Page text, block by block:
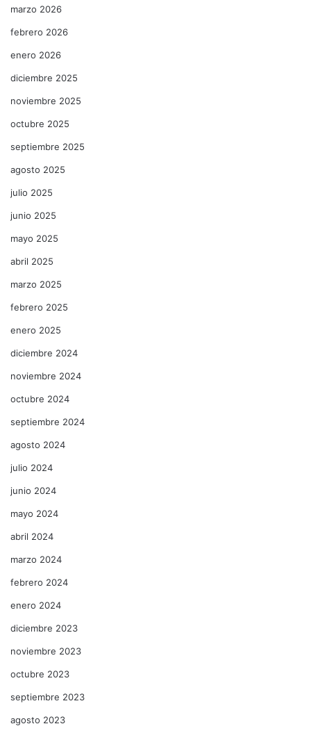
marzo 2026
febrero 2026
enero 2026
diciembre 2025
noviembre 2025
octubre 2025
septiembre 2025
agosto 2025
julio 2025
junio 2025
mayo 2025
abril 2025
marzo 2025
febrero 2025
enero 2025
diciembre 2024
noviembre 2024
octubre 2024
septiembre 2024
agosto 2024
julio 2024
junio 2024
mayo 2024
abril 2024
marzo 2024
febrero 2024
enero 2024
diciembre 2023
noviembre 2023
octubre 2023
septiembre 2023
agosto 2023